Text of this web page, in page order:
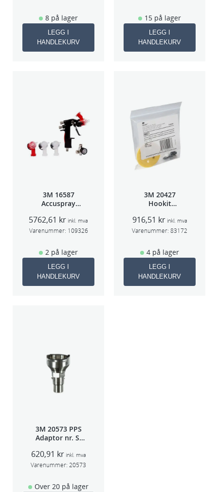
8 på lager
LEGG I
HANDLEKURV
15 på lager
LEGG I
HANDLEKURV
3M 16587
Accuspray
HGP
5762,61 kr inkl. mva
Varenummer: 109326
2 på lager
LEGG I
HANDLEKURV
3M 20427
Hookit
50663
916,51 kr inkl. mva
Varenummer: 83172
4 på lager
LEGG I
HANDLEKURV
3M 20573 PPS
Adaptor nr. S-
620,91 kr inkl. mva
Varenummer: 20573
Over 20 på lager